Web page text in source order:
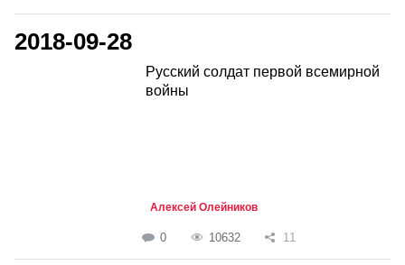
2018-09-28
Русский солдат первой всемирной
войны
Алексей Олейников
0 10632 11